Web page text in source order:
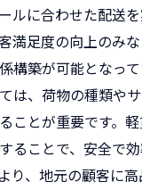
ルに合わせた配送を
満足度の向上のみ
構築が可能となっ
は、荷物の種類や
ことが重要です。
ることで、安全で
り、地元の顧客に